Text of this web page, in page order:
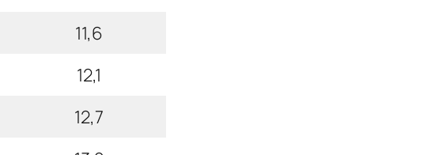
11,6
12,1
12,7